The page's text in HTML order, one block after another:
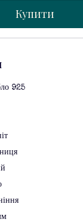
Купити
925